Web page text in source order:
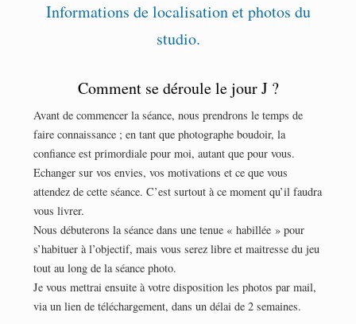
Informations de localisation et photos du
studio.
Comment se déroule le jour J ?
Avant de commencer la séance, nous prendrons le temps de
faire connaissance ; en tant que photographe boudoir, la
confiance est primordiale pour moi, autant que pour vous.
Echanger sur vos envies, vos motivations et ce que vous
attendez de cette séance. C’est surtout à ce moment qu’il faudra
vous livrer.
Nous débuterons la séance dans une tenue « habillée » pour
s’habituer à l’objectif, mais vous serez libre et maitresse du jeu
tout au long de la séance photo.
Je vous mettrai ensuite à votre disposition les photos par mail,
via un lien de téléchargement, dans un délai de 2 semaines.